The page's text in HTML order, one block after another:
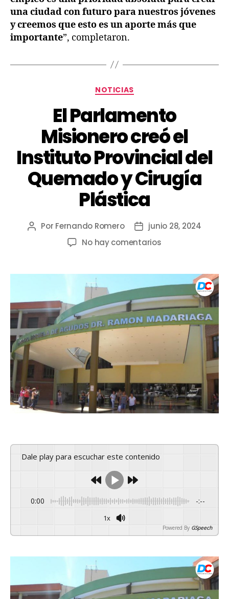
una ciudad con futuro para nuestros jóvenes
y creemos que esto es un aporte más que
importante”, completaron.
NOTICIAS
El Parlamento
Misionero creó el
Instituto Provincial del
Quemado y Cirugía
Plástica
Por Fernando Romero
junio 28, 2024
No hay comentarios
Dale play para escuchar este contenido
0:00 -:--
1x
Powered By GSpeech